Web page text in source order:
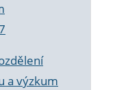
a výzkum